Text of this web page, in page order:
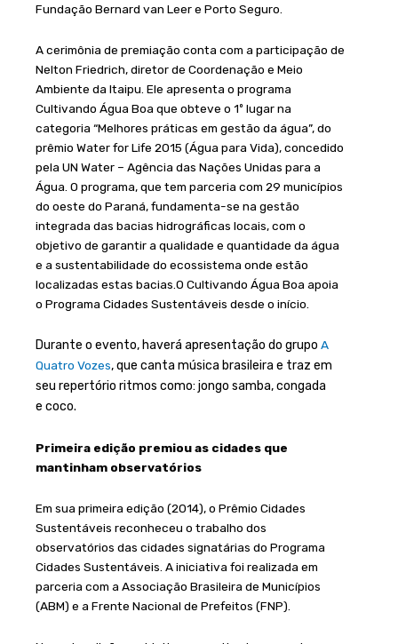
Fundação Bernard van Leer e Porto Seguro.
A cerimônia de premiação conta com a participação de
Nelton Friedrich, diretor de Coordenação e Meio
Ambiente da Itaipu. Ele apresenta o programa
Cultivando Água Boa que obteve o 1º lugar na
categoria “Melhores práticas em gestão da água”, do
prêmio Water for Life 2015 (Água para Vida), concedido
pela UN Water – Agência das Nações Unidas para a
Água. O programa, que tem parceria com 29 municípios
do oeste do Paraná, fundamenta-se na gestão
integrada das bacias hidrográficas locais, com o
objetivo de garantir a qualidade e quantidade da água
e a sustentabilidade do ecossistema onde estão
localizadas estas bacias.O Cultivando Água Boa apoia
o Programa Cidades Sustentáveis desde o início.
Durante o evento, haverá apresentação do grupo A
Quatro Vozes, que canta música brasileira e traz em
seu repertório ritmos como: jongo samba, congada
e coco.
Primeira edição premiou as cidades que
mantinham observatórios
Em sua primeira edição (2014), o Prêmio Cidades
Sustentáveis reconheceu o trabalho dos
observatórios das cidades signatárias do Programa
Cidades Sustentáveis. A iniciativa foi realizada em
parceria com a Associação Brasileira de Municípios
(ABM) e a Frente Nacional de Prefeitos (FNP).